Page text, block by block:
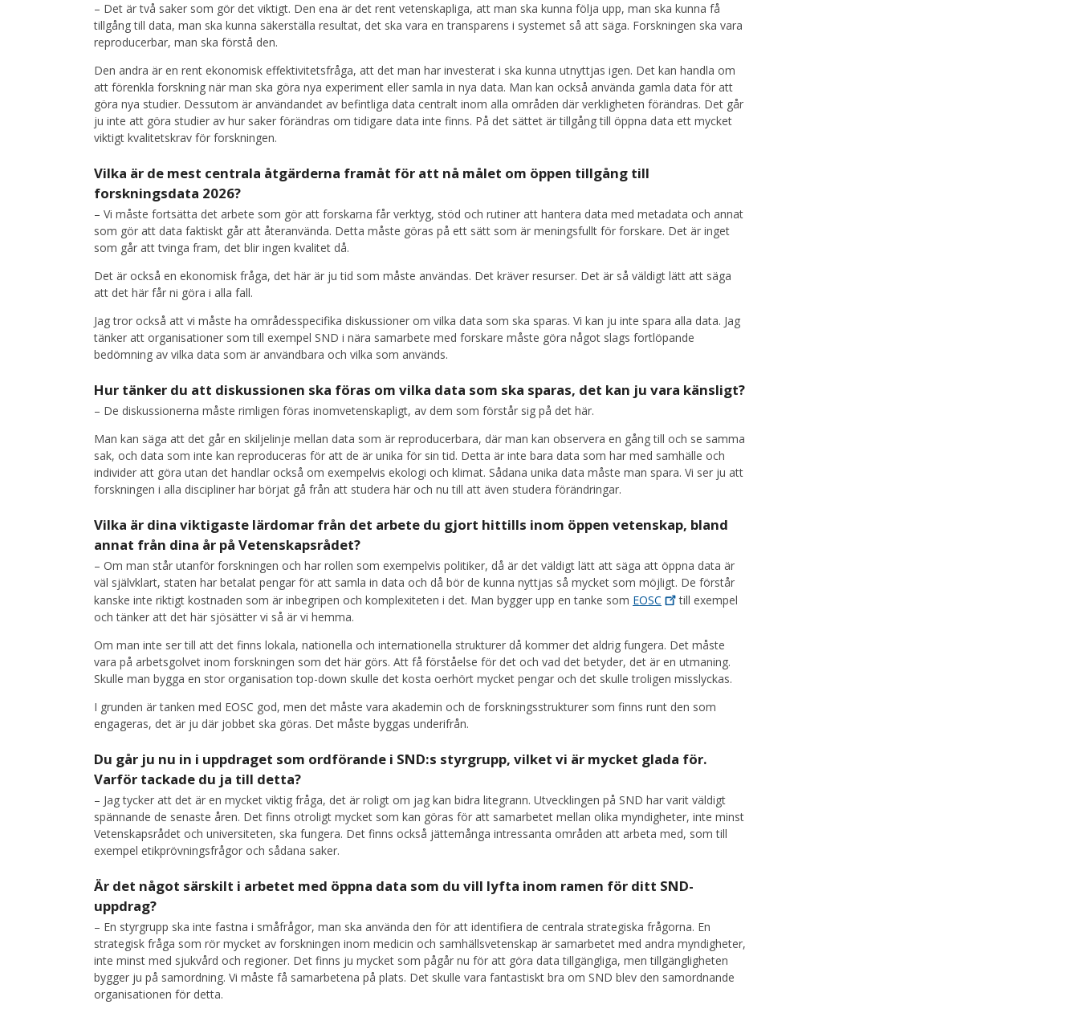
– Det är två saker som gör det viktigt. Den ena är det rent vetenskapliga, att man ska kunna följa upp, man ska kunna få
tillgång till data, man ska kunna säkerställa resultat, det ska vara en transparens i systemet så att säga. Forskningen ska vara
reproducerbar, man ska förstå den.
Den andra är en rent ekonomisk effektivitetsfråga, att det man har investerat i ska kunna utnyttjas igen. Det kan handla om
att förenkla forskning när man ska göra nya experiment eller samla in nya data. Man kan också använda gamla data för att
göra nya studier. Dessutom är användandet av befintliga data centralt inom alla områden där verkligheten förändras. Det går
ju inte att göra studier av hur saker förändras om tidigare data inte finns. På det sättet är tillgång till öppna data ett mycket
viktigt kvalitetskrav för forskningen.
Vilka är de mest centrala åtgärderna framåt för att nå målet om öppen tillgång till
forskningsdata 2026?
– Vi måste fortsätta det arbete som gör att forskarna får verktyg, stöd och rutiner att hantera data med metadata och annat
som gör att data faktiskt går att återanvända. Detta måste göras på ett sätt som är meningsfullt för forskare. Det är inget
som går att tvinga fram, det blir ingen kvalitet då.
Det är också en ekonomisk fråga, det här är ju tid som måste användas. Det kräver resurser. Det är så väldigt lätt att säga
att det här får ni göra i alla fall.
Jag tror också att vi måste ha områdesspecifika diskussioner om vilka data som ska sparas. Vi kan ju inte spara alla data. Jag
tänker att organisationer som till exempel SND i nära samarbete med forskare måste göra något slags fortlöpande
bedömning av vilka data som är användbara och vilka som används.
Hur tänker du att diskussionen ska föras om vilka data som ska sparas, det kan ju vara känsligt?
– De diskussionerna måste rimligen föras inomvetenskapligt, av dem som förstår sig på det här.
Man kan säga att det går en skiljelinje mellan data som är reproducerbara, där man kan observera en gång till och se samma
sak, och data som inte kan reproduceras för att de är unika för sin tid. Detta är inte bara data som har med samhälle och
individer att göra utan det handlar också om exempelvis ekologi och klimat. Sådana unika data måste man spara. Vi ser ju att
forskningen i alla discipliner har börjat gå från att studera här och nu till att även studera förändringar.
Vilka är dina viktigaste lärdomar från det arbete du gjort hittills inom öppen vetenskap, bland
annat från dina år på Vetenskapsrådet?
– Om man står utanför forskningen och har rollen som exempelvis politiker, då är det väldigt lätt att säga att öppna data är
väl självklart, staten har betalat pengar för att samla in data och då bör de kunna nyttjas så mycket som möjligt. De förstår
kanske inte riktigt kostnaden som är inbegripen och komplexiteten i det. Man bygger upp en tanke som EOSC
till exempel
och tänker att det här sjösätter vi så är vi hemma.
Om man inte ser till att det finns lokala, nationella och internationella strukturer då kommer det aldrig fungera. Det måste
vara på arbetsgolvet inom forskningen som det här görs. Att få förståelse för det och vad det betyder, det är en utmaning.
Skulle man bygga en stor organisation top-down skulle det kosta oerhört mycket pengar och det skulle troligen misslyckas.
I grunden är tanken med EOSC god, men det måste vara akademin och de forskningsstrukturer som finns runt den som
engageras, det är ju där jobbet ska göras. Det måste byggas underifrån.
Du går ju nu in i uppdraget som ordförande i SND:s styrgrupp, vilket vi är mycket glada för.
Varför tackade du ja till detta?
– Jag tycker att det är en mycket viktig fråga, det är roligt om jag kan bidra litegrann. Utvecklingen på SND har varit väldigt
spännande de senaste åren. Det finns otroligt mycket som kan göras för att samarbetet mellan olika myndigheter, inte minst
Vetenskapsrådet och universiteten, ska fungera. Det finns också jättemånga intressanta områden att arbeta med, som till
exempel etikprövningsfrågor och sådana saker.
Är det något särskilt i arbetet med öppna data som du vill lyfta inom ramen för ditt SND-
uppdrag?
– En styrgrupp ska inte fastna i småfrågor, man ska använda den för att identifiera de centrala strategiska frågorna. En
strategisk fråga som rör mycket av forskningen inom medicin och samhällsvetenskap är samarbetet med andra myndigheter,
inte minst med sjukvård och regioner. Det finns ju mycket som pågår nu för att göra data tillgängliga, men tillgängligheten
bygger ju på samordning. Vi måste få samarbetena på plats. Det skulle vara fantastiskt bra om SND blev den samordnande
organisationen för detta.